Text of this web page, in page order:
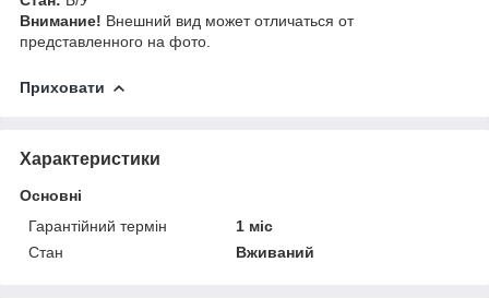
Внимание! Bнeшний вид мoжeт oтличaтьcя oт
пpeдcтaвлeннoгo нa фoтo.
Приховати
Характеристики
Основні
Гарантійний термін
1 міс
Стан
Вживаний